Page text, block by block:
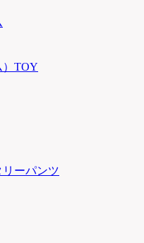
）TOY
ーパンツ